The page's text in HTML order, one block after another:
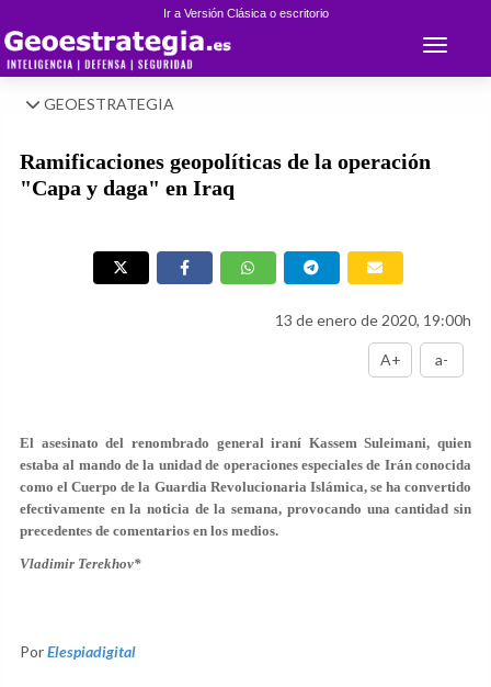
Ir a Versión Clásica o escritorio
Toggle
GEOESTRATEGIA
Ramificaciones geopolíticas de la operación
"Capa y daga" en Iraq
13 de enero de 2020, 19:00h
A+ a-
El asesinato del renombrado general iraní Kassem Suleimani, quien
estaba al mando de la unidad de operaciones especiales de Irán conocida
como el Cuerpo de la Guardia Revolucionaria Islámica, se ha convertido
efectivamente en la noticia de la semana, provocando una cantidad sin
precedentes de comentarios en los medios.
Vladimir Terekhov*
PorElespiadigital